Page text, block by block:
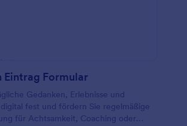
Eintrag Formular
Gedanken, Erlebnisse und
fest und fördern Sie regelmäßige
für Achtsamkeit, Coaching oder